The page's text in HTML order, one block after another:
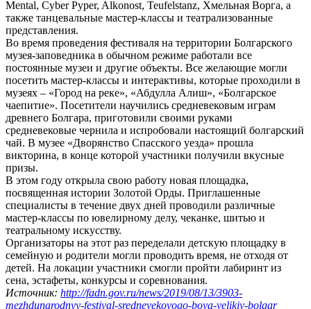
Mental, Cyber Pyper, Alkonost, Teufelstanz, Хмельная Ворга, а
также танцевальные мастер-классы и театрализованные
представления.
Во время проведения фестиваля на территории Болгарского
музея-заповедника в обычном режиме работали все
постоянные музеи и другие объекты. Все желающие могли
посетить мастер-классы и интерактивы, которые проходили в
музеях – «Город на реке», «Абдулла Алиш», «Болгарское
чаепитие». Посетители научились средневековым играм
древнего Болгара, приготовили своими руками
средневековые чернила и испробовали настоящий болгарский
чай. В музее «Дворянство Спасского уезда» прошла
викторина, в конце которой участники получили вкусные
призы.
В этом году открыла свою работу новая площадка,
посвященная истории Золотой Орды. Приглашенные
специалисты в течение двух дней проводили различные
мастер-классы по ювелирному делу, чеканке, шитью и
театральному искусству.
Организаторы на этот раз переделали детскую площадку в
семейную и родители могли проводить время, не отходя от
детей. На локации участники смогли пройти лабиринт из
сена, эстафеты, конкурсы и соревнования.
Источник: http://fadn.gov.ru/news/2019/08/13/3903-
mezhdunarodnyy-festival-srednevekovogo-boya-velikiy-bolgar